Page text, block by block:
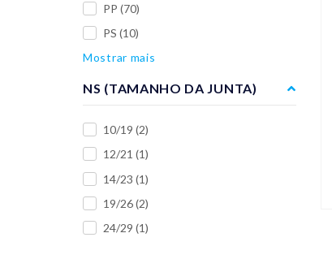
PP (70)
PS (10)
Mostrar mais
NS (TAMANHO DA JUNTA)
10/19 (2)
12/21 (1)
14/23 (1)
19/26(2)
24/29 (1)